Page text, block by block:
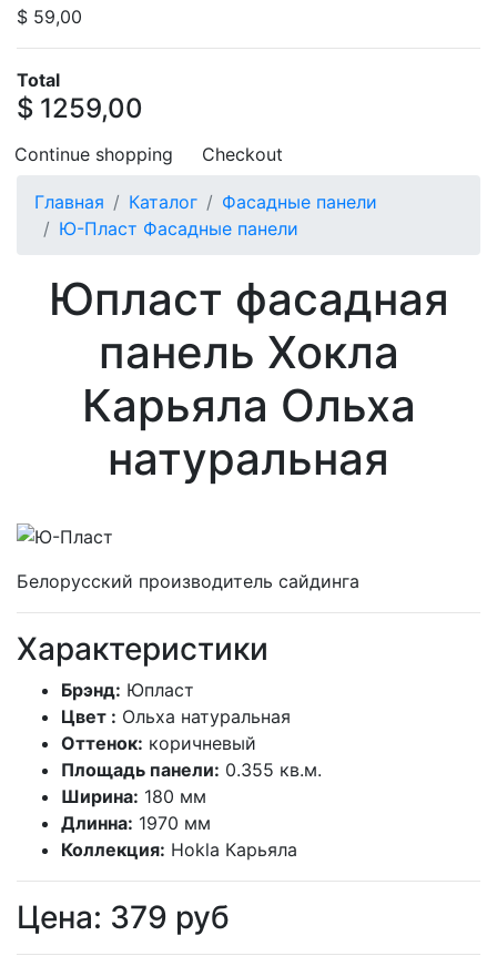
$ 59,00
Total
$ 1259,00
Continue shopping Checkout
Главная Каталог
Фасадные панели
Ю-Пласт Фасадные панели
Юпласт фасадная
панель Хокла
Карьяла Ольха
натуральная
Белорусский производитель сайдинга
Характеристики
Брэнд: Юпласт
Цвет : Ольха натуральная
Оттенок: коричневый
Площадь панели: 0.355 кв.м.
Ширина: 180 мм
Длинна: 1970 мм
Коллекция: Hokla Карьяла
Цена: 379 руб